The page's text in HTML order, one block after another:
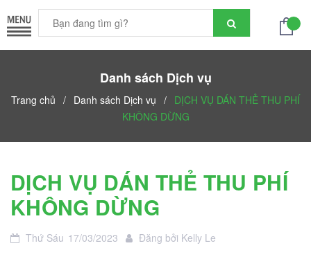
Danh sách Dịch vụ
Trang chủ / Danh sách Dịch vụ / DỊCH VỤ DÁN THẺ THU PHÍ
KHÔNG DỪNG
DỊCH VỤ DÁN THẺ THU PHÍ
KHÔNG DỪNG
Thứ Sáu 17/03/2023 Đăng bởi Kelly Le